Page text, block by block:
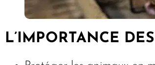
L’IMPORTANCE